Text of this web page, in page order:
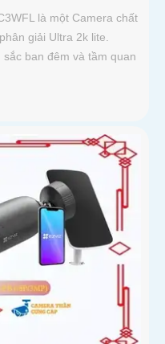
là một Camera chất
giải Ultra 2k lite.
ban đêm và tầm quan